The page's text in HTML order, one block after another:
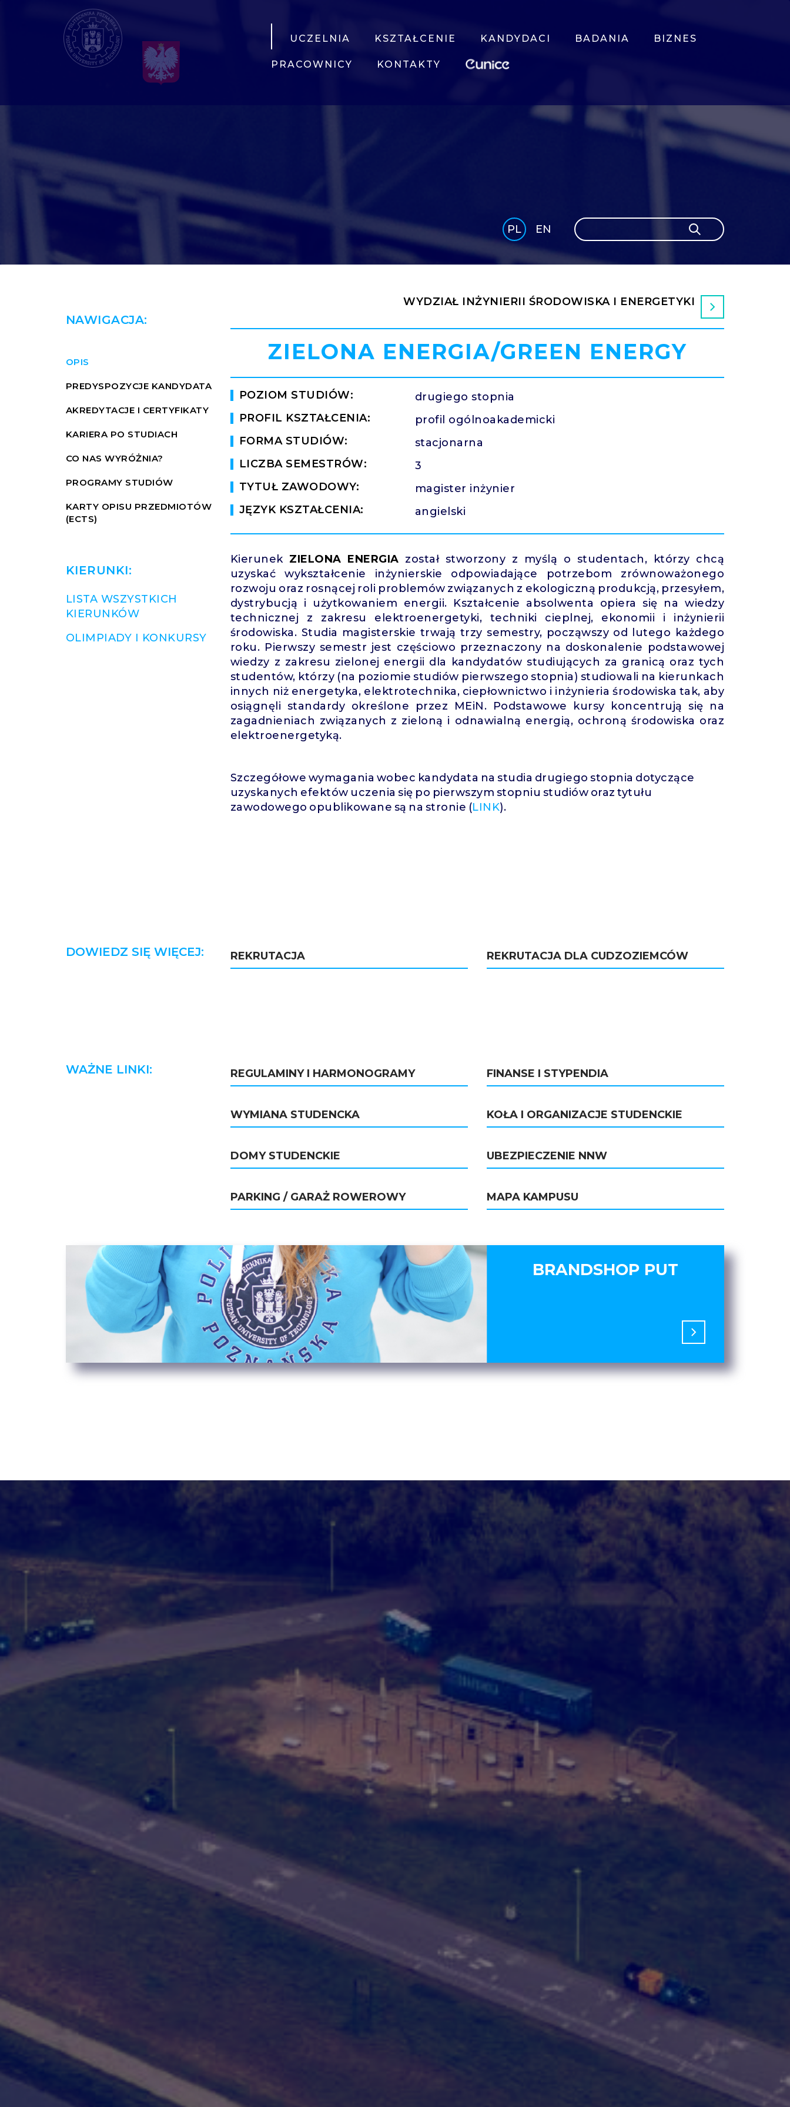
UCZELNIA KSZTAŁCENIE KANDYDACI BADANIA BIZNES
PRACOWNICY KONTAKTY
Szukaj Szukaj
PL
EN
NAWIGACJA:
OPIS
PREDYSPOZYCJE KANDYDATA
AKREDYTACJE I CERTYFIKATY
KARIERA PO STUDIACH
CO NAS WYRÓŻNIA?
PROGRAMY STUDIÓW
KARTY OPISU PRZEDMIOTÓW
(ECTS)
KIERUNKI:
LISTA WSZYSTKICH
KIERUNKÓW
OLIMPIADY I KONKURSY
WYDZIAŁ INŻYNIERII ŚRODOWISKA I ENERGETYKI
ZIELONA ENERGIA/GREEN ENERGY
POZIOM STUDIÓW:
drugiego stopnia
PROFIL KSZTAŁCENIA:
profil ogólnoakademicki
FORMA STUDIÓW:
stacjonarna
LICZBA SEMESTRÓW:
3
TYTUŁ ZAWODOWY:
magister inżynier
JĘZYK KSZTAŁCENIA:
angielski
Kierunek ZIELONA ENERGIA został stworzony z myślą o studentach, którzy chcą
uzyskać wykształcenie inżynierskie odpowiadające potrzebom zrównoważonego
rozwoju oraz rosnącej roli problemów związanych z ekologiczną produkcją, przesyłem,
dystrybucją i użytkowaniem energii. Kształcenie absolwenta opiera się na wiedzy
technicznej z zakresu elektroenergetyki, techniki cieplnej, ekonomii i inżynierii
środowiska. Studia magisterskie trwają trzy semestry, począwszy od lutego każdego
roku. Pierwszy semestr jest częściowo przeznaczony na doskonalenie podstawowej
wiedzy z zakresu zielonej energii dla kandydatów studiujących za granicą oraz tych
studentów, którzy (na poziomie studiów pierwszego stopnia) studiowali na kierunkach
innych niż energetyka, elektrotechnika, ciepłownictwo i inżynieria środowiska tak, aby
osiągnęli standardy określone przez MEiN. Podstawowe kursy koncentrują się na
zagadnieniach związanych z zieloną i odnawialną energią, ochroną środowiska oraz
elektroenergetyką.
Szczegółowe wymagania wobec kandydata na studia drugiego stopnia dotyczące
uzyskanych efektów uczenia się po pierwszym stopniu studiów oraz tytułu
zawodowego opublikowane są na stronie (LINK).
DOWIEDZ SIĘ WIĘCEJ: REKRUTACJA REKRUTACJA DLA CUDZOZIEMCÓW
WAŻNE LINKI: REGULAMINY I HARMONOGRAMY FINANSE I STYPENDIA
WYMIANA STUDENCKA KOŁA I ORGANIZACJE STUDENCKIE
DOMY STUDENCKIE UBEZPIECZENIE NNW
PARKING / GARAŻ ROWEROWY MAPA KAMPUSU
BRANDSHOP PUT